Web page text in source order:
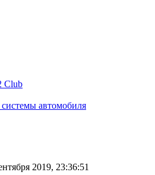
Club
автомобиля
2019, 23:36:51